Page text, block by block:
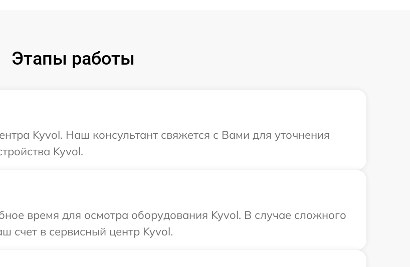
Этапы работы
Kyvol. Наш консультант свяжется с Вами для уточнения
Kyvol.
время для осмотра оборудования Kyvol. В случае сложного
счет в сервисный центр Kyvol.